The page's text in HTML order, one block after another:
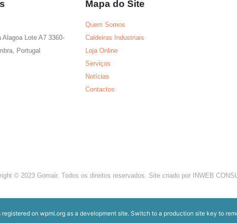
Alagoa Lote A7 3360-
Portugal
Mapa do Site
Quem Somos
Caldeiras Industriais
Loja Online
Serviços
Notícias
Contactos
© 2023 Gomair. Todos os direitos reservados. Site criado por INWEB
registered on wpml.orgas a development site. Switch to a production site key to